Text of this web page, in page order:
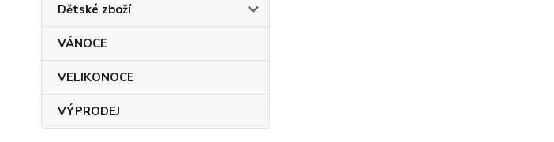
Dětské zboží
VÁNOCE
VELIKONOCE
VÝPRODEJ